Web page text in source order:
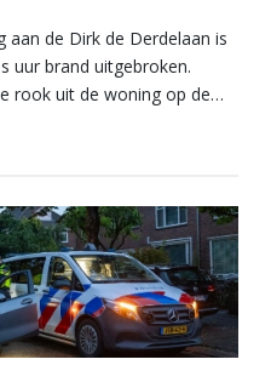
aan de Dirk de Derdelaan is
uur brand uitgebroken.
rook uit de woning op de